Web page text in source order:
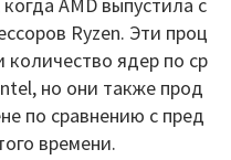
AMD выпустила с
Ryzen. Эти проц
количество ядер по ср
но они также прод
по сравнению с пред
времени.